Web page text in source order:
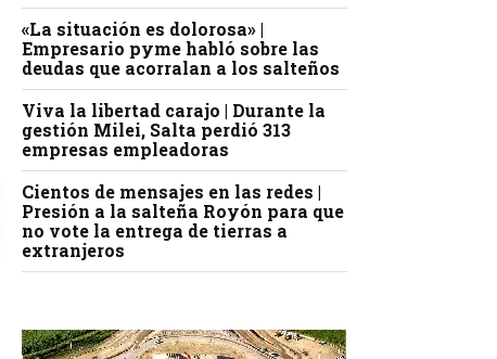
«La situación es dolorosa» |
Empresario pyme habló sobre las
deudas que acorralan a los salteños
Viva la libertad carajo | Durante la
gestión Milei, Salta perdió 313
empresas empleadoras
Cientos de mensajes en las redes |
Presión a la salteña Royón para que
no vote la entrega de tierras a
extranjeros